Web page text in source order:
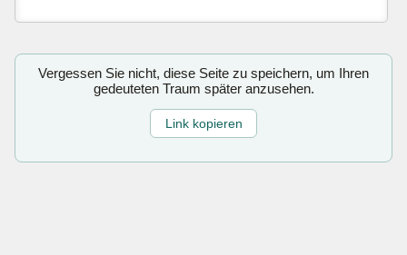
Vergessen Sie nicht, diese Seite zu speichern, um Ihren
gedeuteten Traum später anzusehen.
Link kopieren